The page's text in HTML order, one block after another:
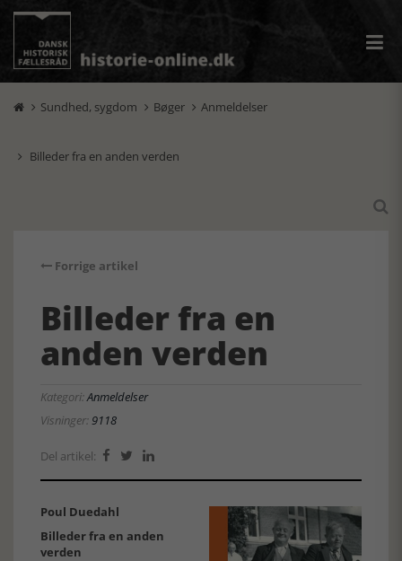
 Sundhed, sygdom  Bøger  Anmeldelser
 Billeder fra en anden verden

Forrige artikel
Billeder fra en
anden verden
Kategori:Anmeldelser
Visninger:9118
Del artikel:   
Poul Duedahl
Billeder fra en anden
verden